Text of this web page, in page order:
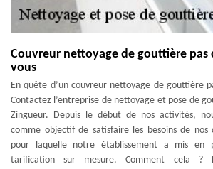
Couvreur nettoyage de gouttière pas
vous
En quête d’un couvreur nettoyage de gouttière
Contactez l’entreprise de nettoyage et pose de
Zingueur. Depuis le début de nos activités,
comme objectif de satisfaire les besoins de nos
pour laquelle notre établissement a mis en
tarification sur mesure. Comment cela ?